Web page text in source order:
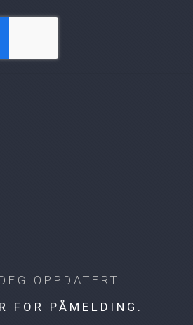
OPPDATERT
FOR PÅMELDING.